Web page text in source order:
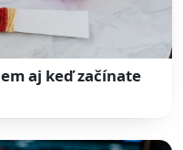
aj keď začínate